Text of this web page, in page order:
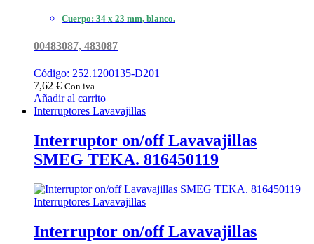
Cuerpo: 34 x 23 mm, blanco.
00483087, 483087
Código: 252.1200135-D201
7,62 € Con iva
Añadir al carrito
Interruptores Lavavajillas
Interruptor on/off Lavavajillas
SMEG TEKA. 816450119
Interruptores Lavavajillas
Interruptor on/off Lavavajillas